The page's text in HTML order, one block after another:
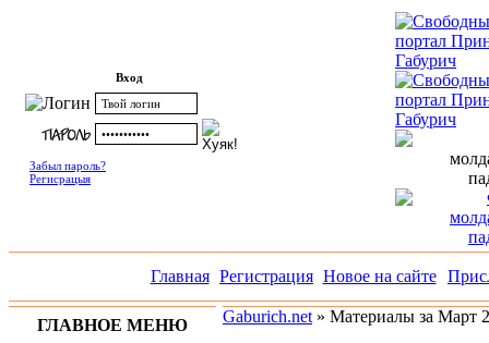
Вход
Забыл пароль?
Регисрацыя
Главная Регистрация Новое на сайте
ГЛАВНОЕ МЕНЮ
Gaburich.net » Материалы за Март